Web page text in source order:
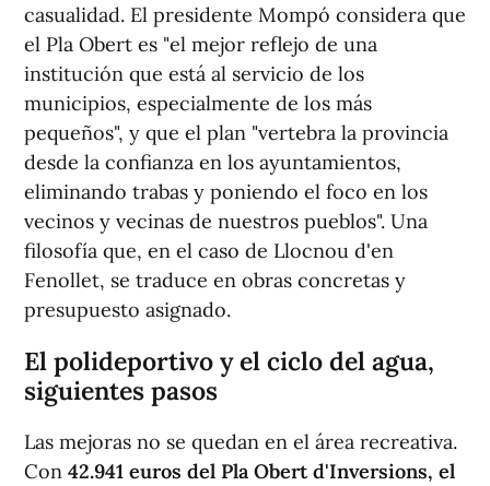
casualidad. El presidente Mompó considera que
el Pla Obert es "el mejor reflejo de una
institución que está al servicio de los
municipios, especialmente de los más
pequeños", y que el plan "vertebra la provincia
desde la confianza en los ayuntamientos,
eliminando trabas y poniendo el foco en los
vecinos y vecinas de nuestros pueblos". Una
filosofía que, en el caso de Llocnou d'en
Fenollet, se traduce en obras concretas y
presupuesto asignado.
El polideportivo y el ciclo del agua,
siguientes pasos
Las mejoras no se quedan en el área recreativa.
Con 42.941 euros del Pla Obert d'Inversions, el